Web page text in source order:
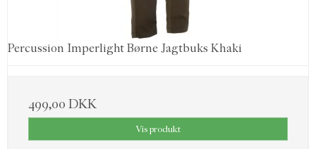
Percussion Imperlight Børne Jagtbuks Khaki
499,00 DKK
Vis produkt